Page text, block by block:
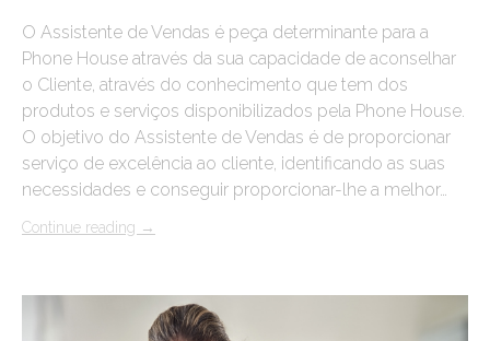
O Assistente de Vendas é peça determinante para a
Phone House através da sua capacidade de aconselhar
o Cliente, através do conhecimento que tem dos
produtos e serviços disponibilizados pela Phone House.
O objetivo do Assistente de Vendas é de proporcionar
serviço de excelência ao cliente, identificando as suas
necessidades e conseguir proporcionar-lhe a melhor…
Continue reading →